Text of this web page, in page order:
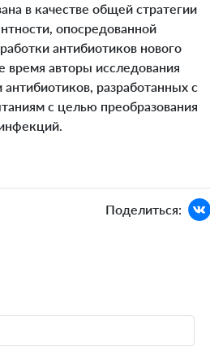
в качестве общей стратегии
опосредованной
антибиотиков нового
время авторы исследования
разработанных с
с целью преобразования
Поделиться: